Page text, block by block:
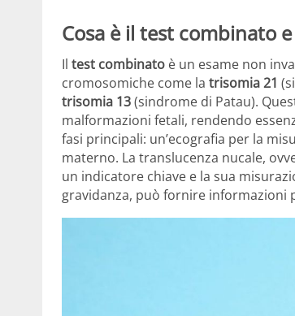
Cosa è il test combinato
Il test combinato è un esame non
cromosomiche come la trisomia 21
trisomia 13(sindrome di Patau).
malformazioni fetali, rendendo
fasi principali: un’ecografia per la
materno. La translucenza nucale,
un indicatore chiave e la sua
gravidanza, può fornire informazioni